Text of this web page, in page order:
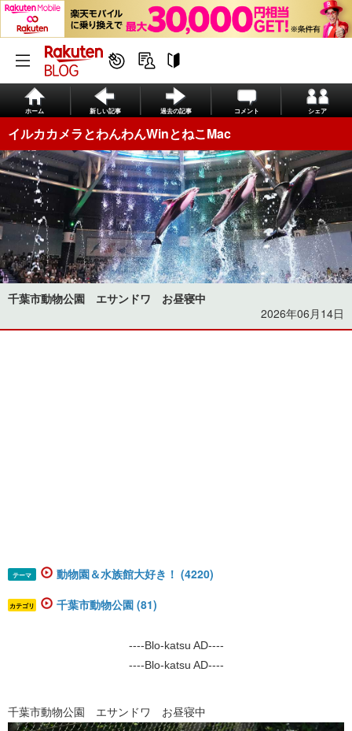
ホーム 新しい記事 過去の記事 コメント シェア
イルカカメラとわんわんWinとねこMac
千葉市動物公園 エサンドワ お昼寝中
2026年06月14日
テーマ 動物園＆水族館大好き！ (4220)
カテゴリ 千葉市動物公園 (81)
----Blo-katsu AD----
----Blo-katsu AD----
千葉市動物公園 エサンドワ お昼寝中